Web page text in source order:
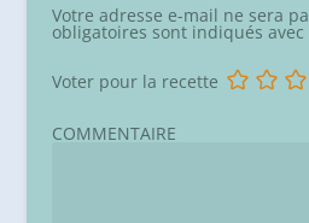
Votre adresse e-mail ne sera
obligatoires sont indiqués avec
Voter pour la recette
COMMENTAIRE